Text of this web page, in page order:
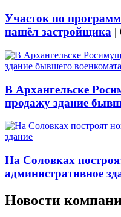
Участок по
нашёл застройщика |
В Архангельске
продажу здание
На Соловках
административное
Новости